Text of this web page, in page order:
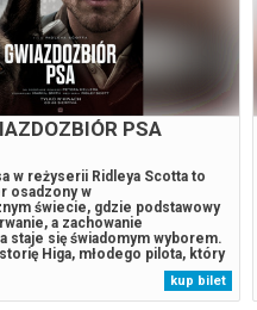
PSA
w reżyserii Ridleya Scotta to
osadzony w
świecie, gdzie podstawowy
a zachowanie
staje się świadomym wyborem.
Higa, młodego pilota, który
Bangleyem stworzył
odizolowaną od brutalnej
codzienność zostaje
kup bilet